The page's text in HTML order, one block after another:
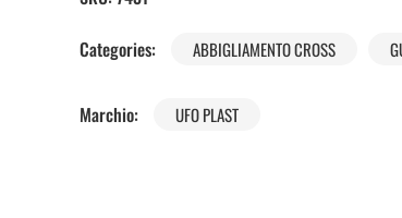
Categories:
ABBIGLIAMENTO CROSS
Marchio: UFO PLAST